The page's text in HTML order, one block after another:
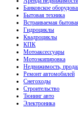
Банковское
Бытовая техника
Встраиваемая
Гидроциклы
Квадроциклы
КПК
Мотоаксессуары
Мотоэкипировка
Недвижимость,
Ремонт автомобилей
Снегоходы
Строительство
Тюнинг авто
Электроника